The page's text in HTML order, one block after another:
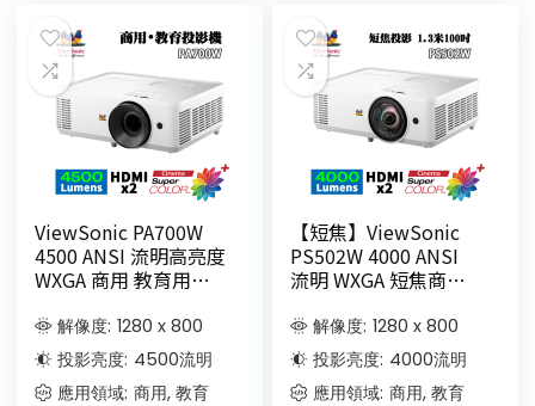
ViewSonic PA700W
4500 ANSI 流明高亮度
WXGA 商用 教育用投
解像度: 1280 x 800
投影亮度: 4500流明
應用領域: 商用, 教育
【短焦】ViewSonic
PS502W 4000 ANSI
流明 WXGA 短焦商業
解像度: 1280 x 800
投影亮度: 4000流明
應用領域: 商用, 教育